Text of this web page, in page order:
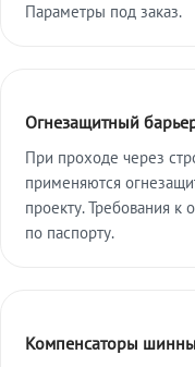
Параметры под заказ.
Огнезащитный
При проходе через
применяются
проекту. Требования к
по паспорту.
Компенсаторы